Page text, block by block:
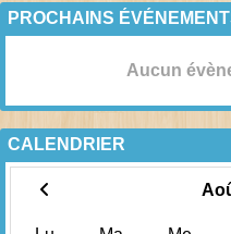
PROCHAINS
Aucun
CALENDRIER